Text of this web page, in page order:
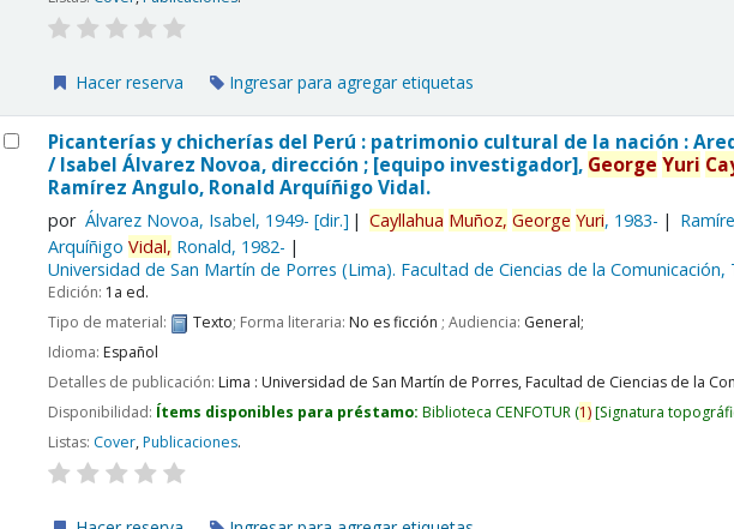
Hacer reserva Ingresar para agregar etiquetas
Picanterías y chicherías del Perú : patrimonio cultural de la nación :
/Isabel Álvarez Novoa, dirección ; [equipo investigador], George Yuri
Ramírez Angulo, Ronald Arquíñigo Vidal.
por Álvarez Novoa, Isabel, 1949- [dir.] Cayllahua Muñoz, George Yuri, 1983-
ArquíñigoVidal, Ronald, 1982-
Universidad de San Martín de Porres (Lima). Facultad de Ciencias de la
Edición: 1a ed.
Tipo de material:
Texto; Forma literaria:No es ficción ; Audiencia: General;
Idioma:Español
Detalles de publicación:Lima : Universidad de San Martín de Porres, Facultad de Ciencias de la
Disponibilidad: Ítems disponibles para préstamo:Biblioteca CENFOTUR (1) Signatura
Listas: Cover,Publicaciones.